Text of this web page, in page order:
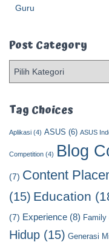
Post Category
t
a
e
g
r
y
Tag Choices
Aplikasi (4) ASUS (6) ASUS
Competition (4) Blog
(7) Content
(15) Education
(7) Experience (8) Family
Hidup (15) Generasi